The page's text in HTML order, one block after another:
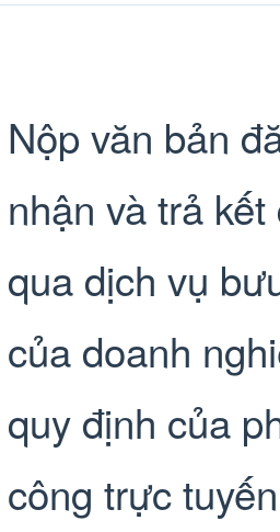
Nộp văn bản
nhận và trả
qua dịch vụ
của doanh
quy định của
công trực